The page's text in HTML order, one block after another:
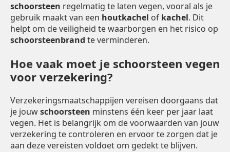
schoorsteen regelmatig te laten vegen, vooral als je
gebruik maakt van een houtkachel of kachel. Dit
helpt om de veiligheid te waarborgen en het risico op
schoorsteenbrand te verminderen.
Hoe vaak moet je schoorsteen vegen
voor verzekering?
Verzekeringsmaatschappijen vereisen doorgaans dat
je jouwschoorsteen minstens één keer per jaar laat
vegen. Het is belangrijk om de voorwaarden van jouw
verzekering te controleren en ervoor te zorgen dat je
aan deze vereisten voldoet om gedekt te blijven.